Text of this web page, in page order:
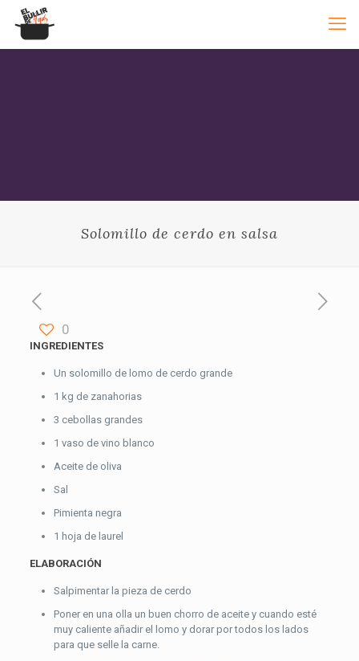
Solomillo de cerdo en salsa
0
INGREDIENTES
Un solomillo de lomo de cerdo grande
1 kg de zanahorias
3 cebollas grandes
1 vaso de vino blanco
Aceite de oliva
Sal
Pimienta negra
1 hoja de laurel
ELABORACIÓN
Salpimentar la pieza de cerdo
Poner en una olla un buen chorro de aceite y cuando esté
muy caliente añadir el lomo y dorar por todos los lados
para que selle la carne.